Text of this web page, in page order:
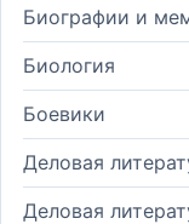
Биографии и
Биология
Боевики
Деловая
Деловая